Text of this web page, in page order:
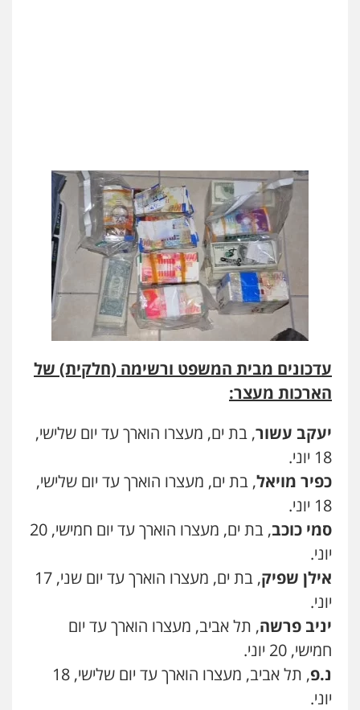
עדכונים מבית המשפט ורשימה (חלקית) של
הארכות מעצר:
יעקב עשור, בת ים, מעצרו הוארך עד יום שלישי,
18 יוני.
כפיר מויאל, בת ים, מעצרו הוארך עד יום שלישי,
18 יוני.
סמי כוכב
, בת ים, מעצרו הוארך עד יום חמישי, 20
יוני.
אילן שפיק
, בת ים, מעצרו הוארך עד יום שני, 17
יוני.
יניב פרשה, תל אביב, מעצרו הוארך עד יום
חמישי, 20 יוני.
נ.פ
, תל אביב, מעצרו הוארך עד יום שלישי, 18
יוני.
צילום עורכי דין שירותים מקצועיים לעורכי
דין